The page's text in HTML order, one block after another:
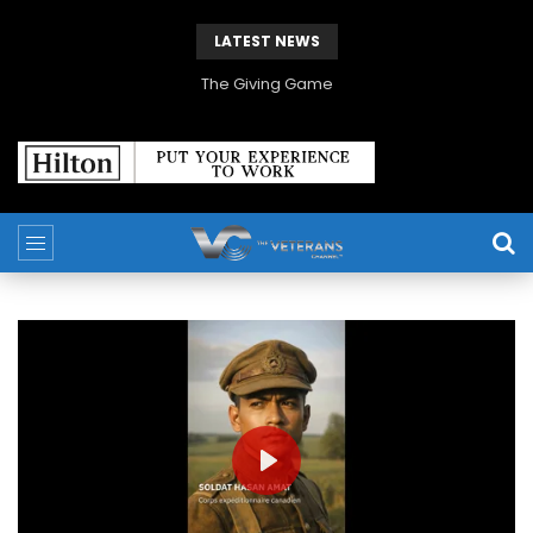
LATEST NEWS
The Giving Game
PLAY